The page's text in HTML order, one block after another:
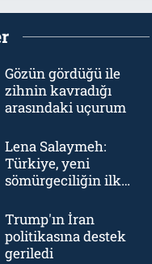
Gözün gördüğü ile
zihnin kavradığı
arasındaki uçurum
Lena Salaymeh:
Türkiye, yeni
sömürgeciliğin ilk
Trump'ın İran
politikasına destek
geriledi